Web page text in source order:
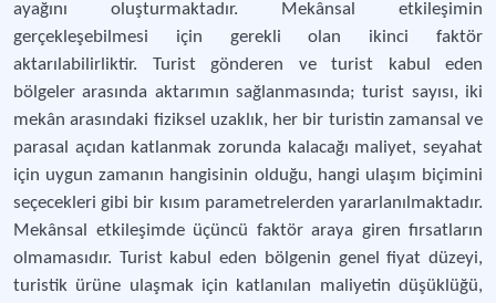
ayağını oluşturmaktadır. Mekânsal etkileşimin
gerçekleşebilmesi için gerekli olan ikinci faktör
aktarılabilirliktir. Turist gönderen ve turist kabul eden
bölgeler arasında aktarımın sağlanmasında; turist sayısı, iki
mekân arasındaki fiziksel uzaklık, her bir turistin zamansal ve
parasal açıdan katlanmak zorunda kalacağı maliyet, seyahat
için uygun zamanın hangisinin olduğu, hangi ulaşım biçimini
seçecekleri gibi bir kısım parametrelerden yararlanılmaktadır.
Mekânsal etkileşimde üçüncü faktör araya giren fırsatların
olmamasıdır. Turist kabul eden bölgenin genel fiyat düzeyi,
turistik ürüne ulaşmak için katlanılan maliyetin düşüklüğü,